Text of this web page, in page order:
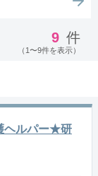
9 件
（1〜9件を表示）
ヘルパー★研